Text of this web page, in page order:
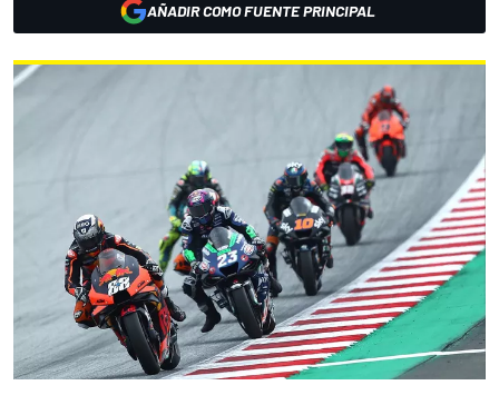
AÑADIR COMO FUENTE PRINCIPAL